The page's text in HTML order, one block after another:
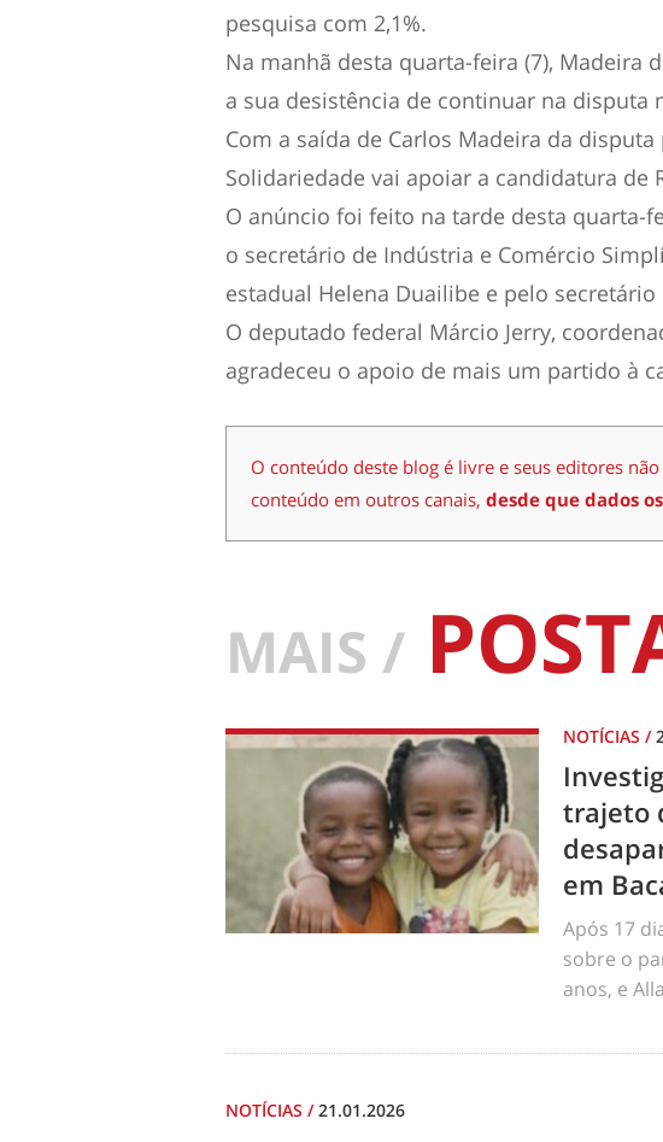
pesquisa com 2,1%.
Na manhã desta quarta-feira (7), Madeira
a sua desistência de continuar na disputa
Com a saída de Carlos Madeira da
Solidariedade vai apoiar a candidatura de
O anúncio foi feito na tarde desta quarta-
o secretário de Indústria e Comércio
estadual Helena Duailibe e pelo secretário
O deputado federal Márcio Jerry,
agradeceu o apoio de mais um partido à
O conteúdo deste blog é livre e seus editores
conteúdo em outros canais, desde que dados
MAIS /
NOTÍCIAS /
trajeto
em
Após 17
sobre o
anos, e
NOTÍCIAS /21.01.2026